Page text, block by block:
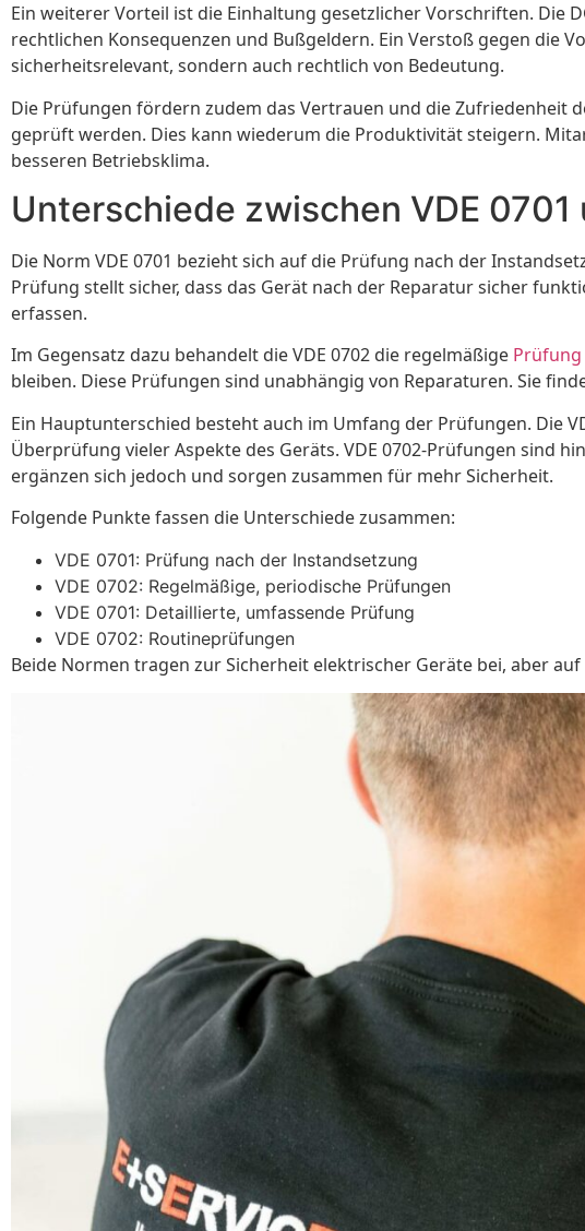
Ein weiterer Vorteil ist die Einhaltung gesetzlicher Vorschriften. Die
rechtlichen Konsequenzen und Bußgeldern. Ein Verstoß gegen die
sicherheitsrelevant, sondern auch rechtlich von Bedeutung.
Die Prüfungen fördern zudem das Vertrauen und die Zufriedenheit
geprüft werden. Dies kann wiederum die Produktivität steigern.
besseren Betriebsklima.
Unterschiede zwischen VDE 0701
Die Norm VDE 0701 bezieht sich auf die Prüfung nach der
Prüfung stellt sicher, dass das Gerät nach der Reparatur sicher
erfassen.
Im Gegensatz dazu behandelt die VDE 0702 die regelmäßige
bleiben. Diese Prüfungen sind unabhängig von Reparaturen. Sie
Ein Hauptunterschied besteht auch im Umfang der Prüfungen. Die
Überprüfung vieler Aspekte des Geräts. VDE 0702-Prüfungen sind
ergänzen sich jedoch und sorgen zusammen für mehr Sicherheit.
Folgende Punkte fassen die Unterschiede zusammen:
VDE 0701: Prüfung nach der Instandsetzung
VDE 0702: Regelmäßige, periodische Prüfungen
VDE 0701: Detaillierte, umfassende Prüfung
VDE 0702: Routineprüfungen
Beide Normen tragen zur Sicherheit elektrischer Geräte bei, aber